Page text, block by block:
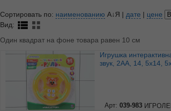
Сортировать по: наименованию А↓Я | дате | цене
Вид:
Один квадрат на фоне товара равен 10 см
Игрушка интерактивная Руль музыкальный , пластик,
звук, 2АА, 14, 5х14,
Арт: 039-983